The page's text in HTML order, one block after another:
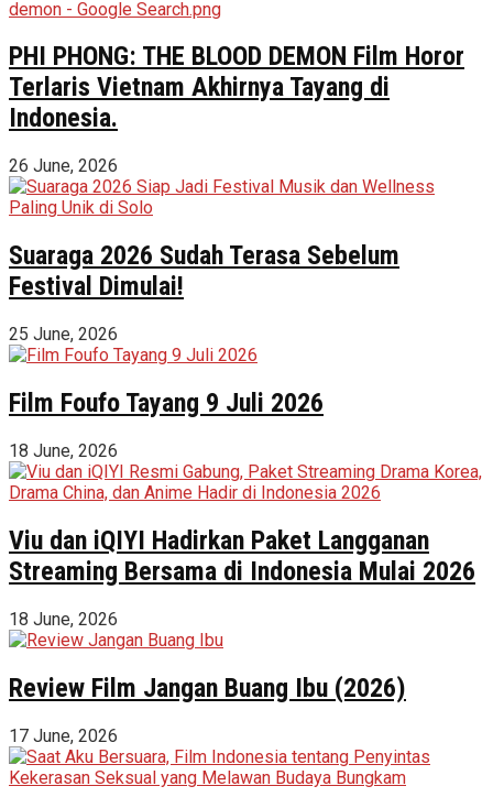
PHI PHONG: THE BLOOD DEMON Film Horor
Terlaris Vietnam Akhirnya Tayang di
Indonesia.
26 June, 2026
Suaraga 2026 Sudah Terasa Sebelum
Festival Dimulai!
25 June, 2026
Film Foufo Tayang 9 Juli 2026
18 June, 2026
Viu dan iQIYI Hadirkan Paket Langganan
Streaming Bersama di Indonesia Mulai 2026
18 June, 2026
Review Film Jangan Buang Ibu (2026)
17 June, 2026